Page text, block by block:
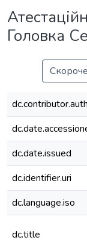
Головка
dc.date.issued
dc.identifier.uri
dc.language.iso
dc.title